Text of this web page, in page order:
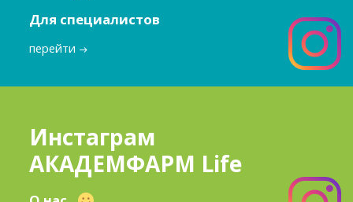
Для специалистов
перейти
Инстаграм
АКАДЕМФАРМ Life